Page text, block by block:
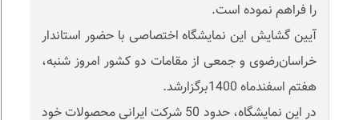
را فراهم نموده است.
آیین گشایش این نمایشگاه اختصاصی با حضور استاندار
خراسان‌رضوی و جمعی از مقامات دو کشور امروز شنبه،
هفتم اسفندماه 1400برگزارشد.
در این نمایشگاه، حدود 50 شرکت ایرانی محصولات خود